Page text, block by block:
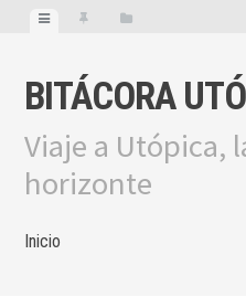
BITÁCORA
Viaje a Utópica,
horizonte
Inicio